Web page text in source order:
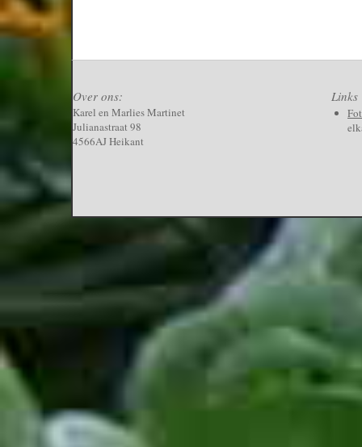
Over ons:
Karel en Marlies Martinet
Julianastraat 98
4566AJ Heikant
Links